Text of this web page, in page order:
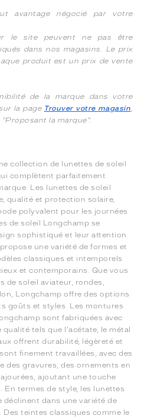
avantage négocié par votre
le site peuvent ne pas être
dans nos magasins. Le prix
produit est un prix de vente
de la marque dans votre
la page Trouver votre magasin,
la marque".
collection de lunettes de soleil
complètent parfaitement
Les lunettes de soleil
qualité et protection solaire,
polyvalent pour les journées
de soleil Longchamp se
sophistiqué et leur attention
une variété de formes et
classiques et intemporels
et contemporains. Que vous
de soleil aviateur, rondes,
Longchamp offre des options
goûts et styles. Les montures
sont fabriquées avec
tels que l'acétate, le métal
offrent durabilité, légèreté et
finement travaillées, avec des
des gravures, des ornements en
ajoutant une touche
termes de style, les lunettes
déclinent dans une variété de
teintes classiques comme le